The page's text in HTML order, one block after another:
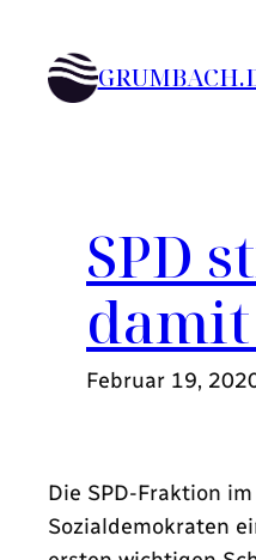
Inhalt
springen
SPD
Februar 19,
Die SPD-Fraktion
Sozialdemokraten